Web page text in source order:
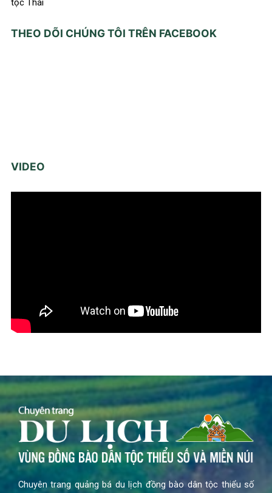
tộc Thái
THEO DÕI CHÚNG TÔI TRÊN FACEBOOK
VIDEO
Chuyên trang quảng bá du lịch đồng bào dân tộc thiểu số